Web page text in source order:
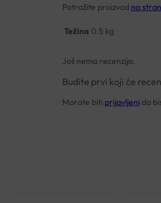
Potražite proizvod na
Težina 0.5 kg
Još nema recenzija.
Budite prvi koji će
Morate biti prijavljeni da